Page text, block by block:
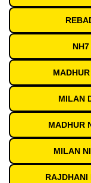
MILAN
MADHUR
MILAN
RAJDHANI